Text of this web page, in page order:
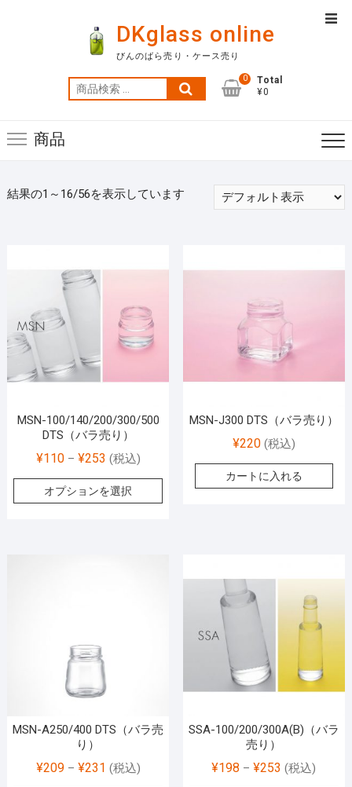
DKglass online
びんのばら売り・ケース売り
索
0
Total
¥0
商品
結果の1～16/56を表示しています
MSN-100/140/200/300/500
DTS（バラ売り）
¥110– ¥253 (税込)
オプションを選択
MSN-J300 DTS（バラ売り）
¥220 (税込)
カートに入れる
MSN-A250/400 DTS（バラ売
り）
¥209– ¥231 (税込)
SSA-100/200/300A(B)（バラ
売り）
¥198 –¥253 (税込)